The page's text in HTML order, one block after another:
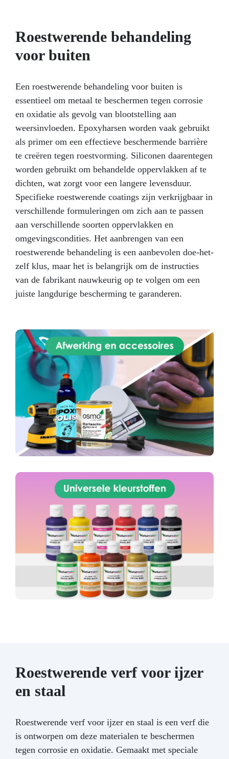
The product features a low viscosity that reduces the
appearance of unaesthetic air bubbles after
hardening and facilitates the impregnation of carbon
Roestwerende behandeling
voor buiten
Een roestwerende behandeling voor buiten is
essentieel om metaal te beschermen tegen corrosie
en oxidatie als gevolg van blootstelling aan
weersinvloeden. Epoxyharsen worden vaak gebruikt
als primer om een effectieve beschermende barrière
te creëren tegen roestvorming. Siliconen daarentegen
worden gebruikt om behandelde oppervlakken af te
dichten, wat zorgt voor een langere levensduur.
Specifieke roestwerende coatings zijn verkrijgbaar in
verschillende formuleringen om zich aan te passen
aan verschillende soorten oppervlakken en
omgevingscondities. Het aanbrengen van een
roestwerende behandeling is een aanbevolen doe-het-
zelf klus, maar het is belangrijk om de instructies
van de fabrikant nauwkeurig op te volgen om een ​​
juiste langdurige bescherming te garanderen.
Roestwerende verf voor ijzer
en staal
Roestwerende verf voor ijzer en staal is een verf die
is ontworpen om deze materialen te beschermen
tegen corrosie en oxidatie. Gemaakt met speciale